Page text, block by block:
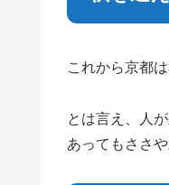
これから京都
とは言え、人
あってもささ